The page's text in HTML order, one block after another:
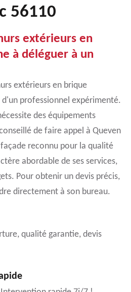
56110
extérieurs en
à déléguer à un
extérieurs en brique
professionnel expérimenté.
des équipements
de faire appel à Queven
reconnu pour la qualité
abordable de ses services,
Pour obtenir un devis précis,
directement à son bureau.
qualité garantie, devis